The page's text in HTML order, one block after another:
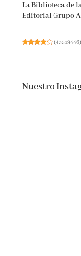
La Biblioteca de
Editorial Grupo
(43519446)
Nuestro